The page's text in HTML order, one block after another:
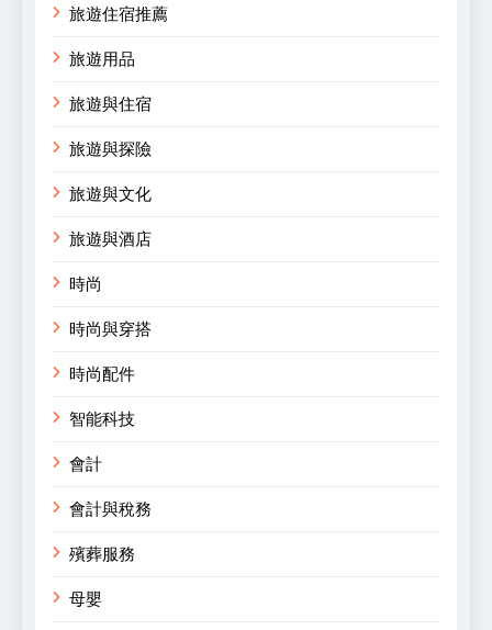
旅遊住宿推薦
旅遊用品
旅遊與住宿
旅遊與探險
旅遊與文化
旅遊與酒店
時尚
時尚與穿搭
時尚配件
智能科技
會計
會計與稅務
殯葬服務
母嬰